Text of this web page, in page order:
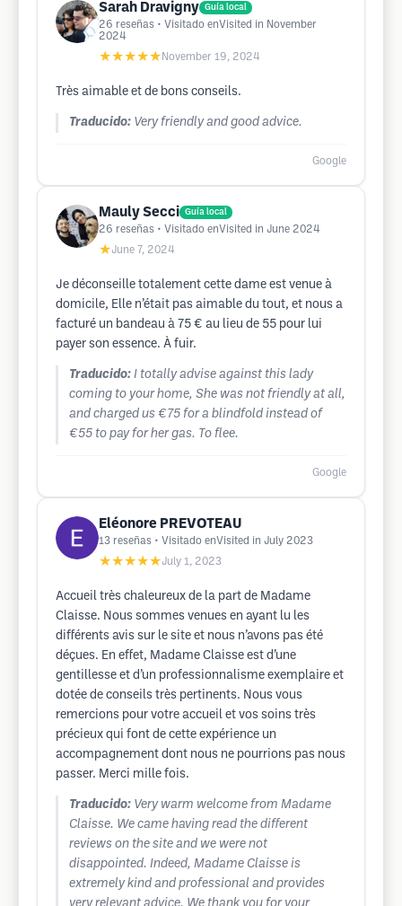
Sarah Dravigny Guía local
26 reseñas • Visitado enVisited in November
2024
★★★★★ November 19, 2024
Très aimable et de bons conseils.
Traducido: Very friendly and good advice.
Google
Mauly Secci Guía local
26 reseñas • Visitado enVisited in June 2024
★June 7, 2024
Je déconseille totalement cette dame est venue à
domicile, Elle n’était pas aimable du tout, et nous a
facturé un bandeau à 75 € au lieu de 55 pour lui
payer son essence. À fuir.
Traducido: I totally advise against this lady
coming to your home, She was not friendly at all,
and charged us €75 for a blindfold instead of
€55 to pay for her gas. To flee.
Google
Eléonore PREVOTEAU
13 reseñas • Visitado enVisited in July 2023
★★★★★July 1, 2023
Accueil très chaleureux de la part de Madame
Claisse. Nous sommes venues en ayant lu les
différents avis sur le site et nous n’avons pas été
déçues. En effet, Madame Claisse est d’une
gentillesse et d’un professionnalisme exemplaire et
dotée de conseils très pertinents. Nous vous
remercions pour votre accueil et vos soins très
précieux qui font de cette expérience un
accompagnement dont nous ne pourrions pas nous
passer. Merci mille fois.
Traducido: Very warm welcome from Madame
Claisse. We came having read the different
reviews on the site and we were not
disappointed. Indeed, Madame Claisse is
extremely kind and professional and provides